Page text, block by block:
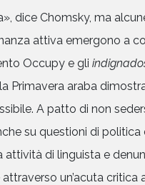
dice Chomsky, ma
attiva emergono a
Occupy e gli
Primavera araba
A patto di non
su questioni di
attività di linguista e
un’acuta